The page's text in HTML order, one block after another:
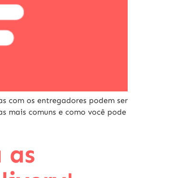
com os entregadores podem ser
mais comuns e como você pode
as